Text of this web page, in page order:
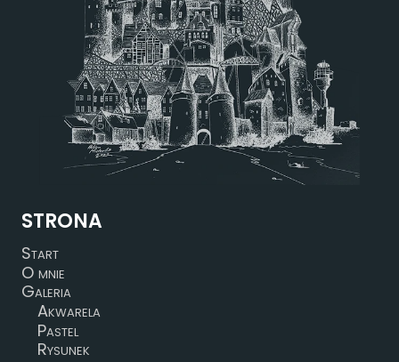
STRONA
Start
O mnie
Galeria
Akwarela
Pastel
Rysunek